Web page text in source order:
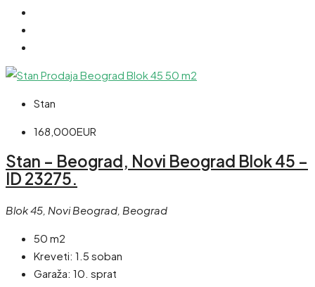
Stan
168,000EUR
Stan – Beograd, Novi Beograd Blok 45 –
ID 23275.
Blok 45, Novi Beograd, Beograd
50 m2
Kreveti: 1.5 soban
Garaža: 10. sprat